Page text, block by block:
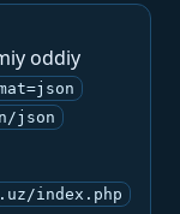
oddiy
json
index.php